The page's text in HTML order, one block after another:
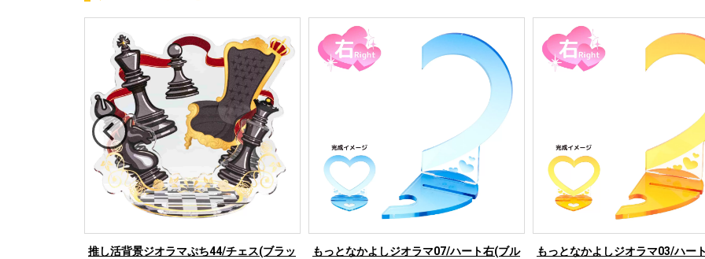
推し活背景ジオラマぷち44/チェス(ブラッ
もっとなかよしジオラマ07/ハート右(ブル
もっとなかよしジオラマ03/ハー